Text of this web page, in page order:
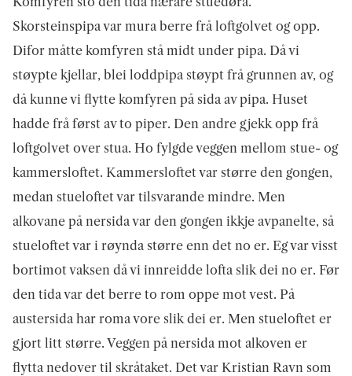
Skorsteinspipa var mura berre frå loftgolvet og opp.
Difor måtte komfyren stå midt under pipa. Då vi
støypte kjellar, blei loddpipa støypt frå grunnen av, og
då kunne vi flytte komfyren på sida av pipa. Huset
hadde frå først av to piper. Den andre gjekk opp frå
loftgolvet over stua. Ho fylgde veggen mellom stue- og
kam­mers­loftet. Kam­mersloftet var større den gongen,
medan stueloftet var tilsvarande mindre. Men
alkovane på nersida var den gongen ikkje av­panelte, så
stueloftet var i røynda større enn det no er. Eg var visst
bortimot vaksen då vi innreidde lofta slik dei no er. Før
den tida var det berre to rom oppe mot vest. På
austersida har roma vore slik dei er. Men stueloftet er
gjort litt større. Veggen på nersida mot alkoven er
flytta nedover til skråtaket. Det var Kristian Ravn som